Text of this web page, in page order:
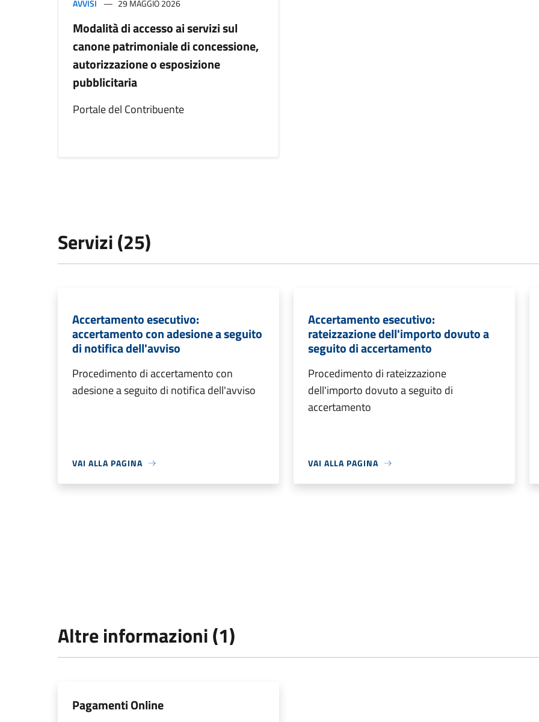
AVVISI 29 MAGGIO 2026
Modalità di accesso ai servizi sul
canone patrimoniale di concessione,
autorizzazione o esposizione
pubblicitaria
Portale del Contribuente
Servizi (25)
Accertamento esecutivo:
accertamento con adesione a seguito
di notifica dell'avviso
Procedimento di accertamento con
adesione a seguito di notifica dell'avviso
VAI ALLA PAGINA
Accertamento esecutivo:
rateizzazione dell'importo dovuto a
seguito di accertamento
Procedimento di rateizzazione
dell'importo dovuto a seguito di
accertamento
VAI ALLA PAGINA
Altre informazioni (1)
Pagamenti Online